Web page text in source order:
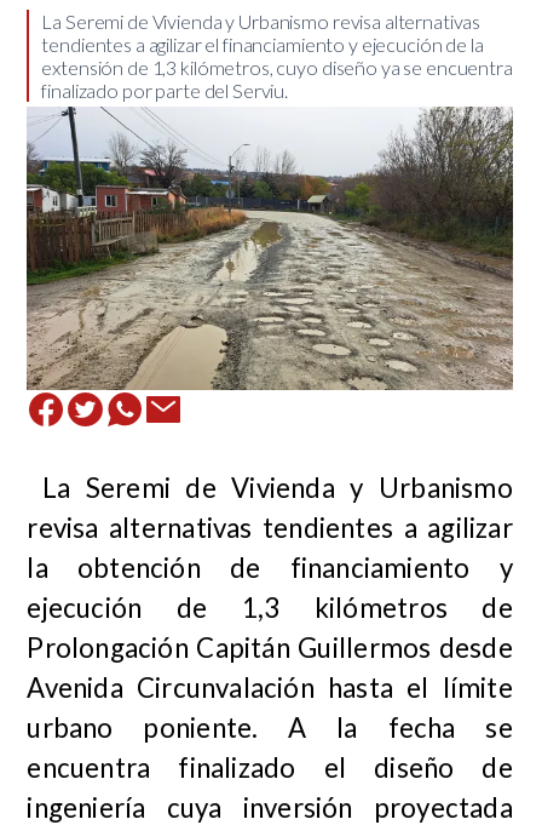
La Seremi de Vivienda y Urbanismo revisa alternativas
tendientes a agilizar el financiamiento y ejecución de la
extensión de 1,3 kilómetros, cuyo diseño ya se encuentra
finalizado por parte del Serviu.
La Seremi de Vivienda y Urbanismo
revisa alternativas tendientes a agilizar
la obtención de financiamiento y
ejecución de 1,3 kilómetros de
Prolongación Capitán Guillermos desde
Avenida Circunvalación hasta el límite
urbano poniente. A la fecha se
encuentra finalizado el diseño de
ingeniería cuya inversión proyectada